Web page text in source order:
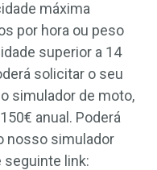
máxima
por hora ou peso
superior a 14
solicitar o seu
simulador de moto,
anual. Poderá
nosso simulador
seguinte link: